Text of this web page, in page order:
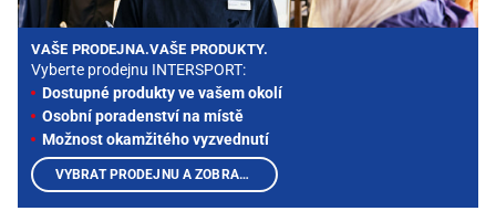
VAŠE PRODEJNA.VAŠE PRODUKTY.
Vyberte prodejnu INTERSPORT:
Dostupné produkty ve vašem okolí
Osobní poradenství na místě
Možnost okamžitého vyzvednutí
VYBRAT PRODEJNU A ZOBRAZIT PRODUKTY